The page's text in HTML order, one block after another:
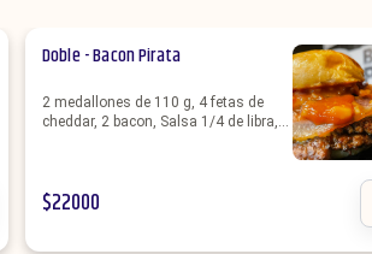
Doble - Bacon Pirata
2 medallones de 110 g, 4 fetas de
cheddar, 2 bacon, Salsa 1/4 de libra,
$22000